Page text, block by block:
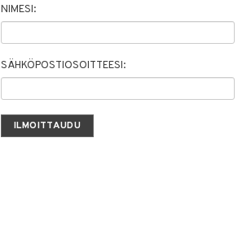
NIMESI:
SÄHKÖPOSTIOSOITTEESI: